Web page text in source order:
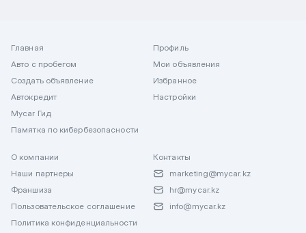
Главная
Авто с пробегом
Создать объявление
Автокредит
Mycar Гид
Памятка по кибербезопасности
Профиль
Мои объявления
Избранное
Настройки
О компании
Наши партнеры
Франшиза
Пользовательское соглашение
Политика конфиденциальности
Контакты
marketing@mycar.kz
hr@mycar.kz
info@mycar.kz